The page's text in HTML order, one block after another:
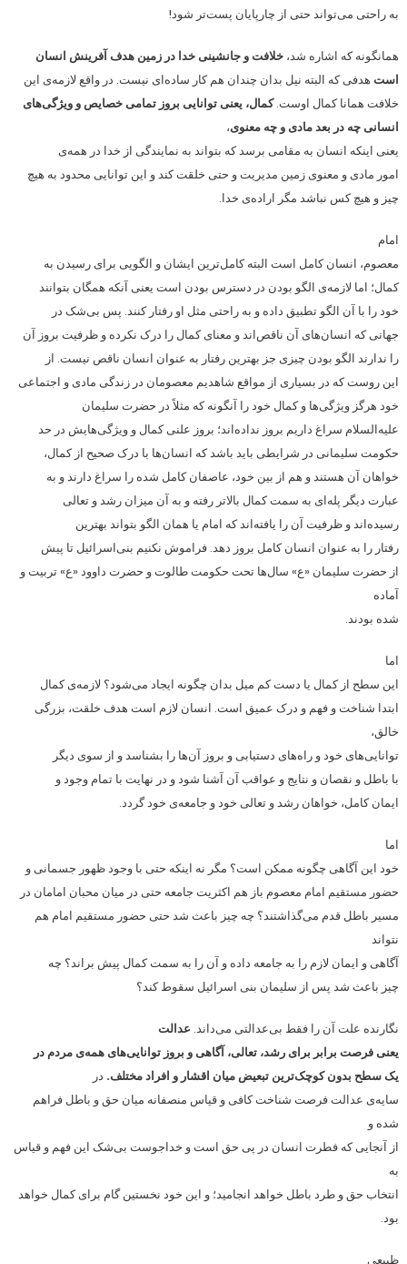
به راحتی می‌تواند حتی از چارپایان پست‌تر شود!
همانگونه که اشاره شد، خلافت و جانشینی خدا در زمین هدف آفرینش انسان
استهدفی که البته نیل بدان چندان هم کار ساده‌ای نیست. در واقع لازمه‌ی این
خلافت همانا کمال اوست.کمال، یعنی توانایی بروز تمامی خصایص و ویژگی‌های
انسانی چه در بعد مادی و چه معنوی،
یعنی اینکه انسان به مقامی برسد که بتواند به نمایندگی از خدا در همه‌ی
امور مادی و معنوی زمین مدیریت و حتی خلقت کند و این توانایی محدود به هیچ
چیز و هیچ کس نباشد مگر اراده‌ی خدا.
امام
معصوم، انسان کامل است البته کامل‌ترین ایشان و الگویی برای رسیدن به
کمال؛ اما لازمه‌ی الگو بودن در دسترس بودن است یعنی آنکه همگان بتوانند
خود را با آن الگو تطبیق داده و به راحتی مثل او رفتار کنند. پس بی‌شک در
جهانی که انسان‌های آن ناقص‌اند و معنای کمال را درک نکرده و ظرفیت بروز آن
را ندارند الگو بودن چیزی جز بهترین رفتار به عنوان انسان ناقص نیست. از
این روست که در بسیاری از مواقع شاهدیم معصومان در زندگی مادی و اجتماعی
خود هرگز ویژگی‌ها و کمال خود را آنگونه که مثلاً در حضرت سلیمان
علیه‌السلام سراغ داریم بروز نداده‌اند؛ بروز علنی کمال و ویژگی‌هایش در حد
حکومت سلیمانی در شرایطی باید باشد که انسان‌ها با درک صحیح از کمال،
خواهان آن هستند و هم از بین خود، عاصفان کامل شده را سراغ دارند و به
عبارت دیگر پله‌ای به سمت کمال بالاتر رفته و به آن میزان رشد و تعالی
رسیده‌اند و ظرفیت آن را یافته‌اند که امام یا همان الگو بتواند بهترین
رفتار را به عنوان انسان کامل بروز دهد. فراموش نکنیم بنی‌اسرائیل تا پیش
از حضرت سلیمان «ع» سال‌ها تحت حکومت طالوت و حضرت داوود «ع» تربیت و
آماده
شده بودند.
اما
این سطح از کمال یا دست کم میل بدان چگونه ایجاد می‌شود؟ لازمه‌ی کمال
ابتدا شناخت و فهم و درک عمیق است. انسان لازم است هدف خلقت، بزرگی
خالق،
توانایی‌های خود و راه‌های دستیابی و بروز آن‌ها را بشناسد و از سوی دیگر
با باطل و نقصان و نتایج و عواقب آن آشنا شود و در نهایت با تمام وجود و
ایمان کامل، خواهان رشد و تعالی خود و جامعه‌ی خود گردد.
اما
خود این آگاهی چگونه ممکن است؟ مگر نه اینکه حتی با وجود ظهور جسمانی و
حضور مستقیم امام معصوم باز هم اکثریت جامعه حتی در میان محبان امامان در
مسیر باطل قدم می‌گذاشتند؟ چه چیز باعث شد حتی حضور مستقیم امام هم
نتواند
آگاهی و ایمان لازم را به جامعه داده و آن را به سمت کمال پیش براند؟ چه
چیز باعث شد پس از سلیمان بنی اسرائیل سقوط کند؟
نگارنده علت آن را فقط بی‌عدالتی می‌داند. عدالت
یعنی فرصت برابر برای رشد، تعالی، آگاهی و بروز توانایی‌های همه‌ی مردم در
یک سطح بدون کوچک‌ترین تبعیض میان اقشار و افراد مختلف. در
سایه‌ی عدالت فرصت شناخت کافی و قیاس منصفانه میان حق و باطل فراهم
شده و
از آنجایی که فطرت انسان در پی حق است و خداجوست بی‌شک این فهم و قیاس
به
انتخاب حق و طرد باطل خواهد انجامید؛ و این خود نخستین گام برای کمال خواهد
بود.
ظبیعی